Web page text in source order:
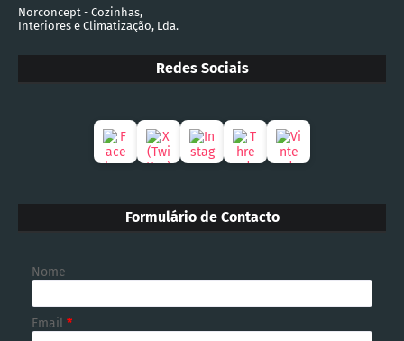
Norconcept - Cozinhas,
Interiores e Climatização, Lda.
Redes Sociais
Formulário de Contacto
Nome
Email *